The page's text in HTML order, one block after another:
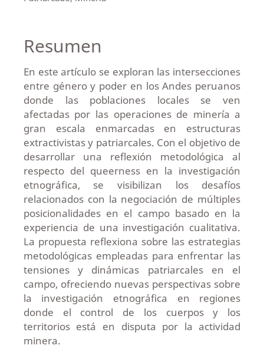
Resumen
En este artículo se exploran las intersecciones
entre género y poder en los Andes peruanos
donde las poblaciones locales se ven
afectadas por las operaciones de minería a
gran escala enmarcadas en estructuras
extractivistas y patriarcales. Con el objetivo de
desarrollar una reflexión metodológica al
respecto del queerness en la investigación
etnográfica, se visibilizan los desafíos
relacionados con la negociación de múltiples
posicionalidades en el campo basado en la
experiencia de una investigación cualitativa.
La propuesta reflexiona sobre las estrategias
metodológicas empleadas para enfrentar las
tensiones y dinámicas patriarcales en el
campo, ofreciendo nuevas perspectivas sobre
la investigación etnográfica en regiones
donde el control de los cuerpos y los
territorios está en disputa por la actividad
minera.